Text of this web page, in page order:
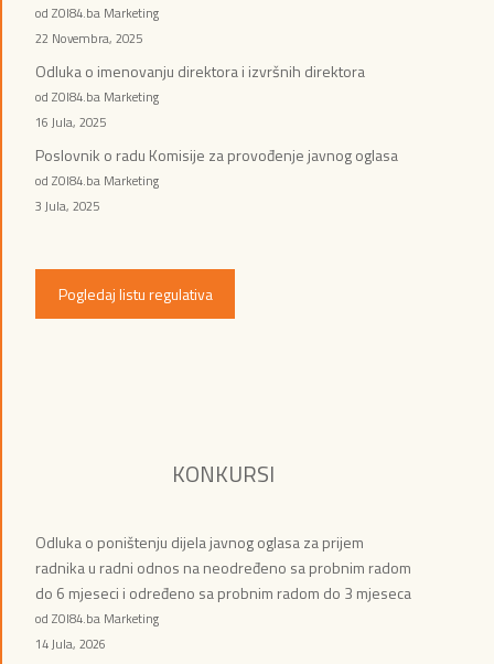
od ZOI84.ba Marketing
22 Novembra, 2025
Odluka o imenovanju direktora i izvršnih direktora
od ZOI84.ba Marketing
16 Jula, 2025
Poslovnik o radu Komisije za provođenje javnog oglasa
od ZOI84.ba Marketing
3 Jula, 2025
Pogledaj listu regulativa
KONKURSI
Odluka o poništenju dijela javnog oglasa za prijem
radnika u radni odnos na neodređeno sa probnim radom
do 6 mjeseci i određeno sa probnim radom do 3 mjeseca
od ZOI84.ba Marketing
14 Jula, 2026